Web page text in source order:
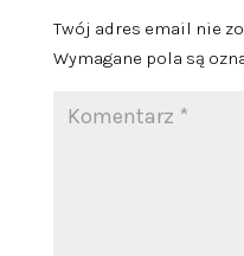
Twój adres email nie
Wymagane pola są